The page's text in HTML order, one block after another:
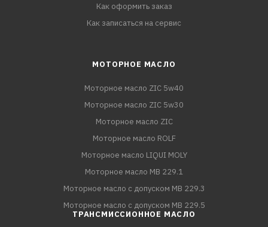
Как оформить заказ
Как записаться на сервис
МОТОРНОЕ МАСЛО
Моторное масло ZIC 5w40
Моторное масло ZIC 5w30
Моторное масло ZIC
Моторное масло ROLF
Моторное масло LIQUI MOLY
Моторное масло MB 229.1
Моторное масло с допуском MB 229.3
Моторное масло с допуском MB 229.5
ТРАНСМИССИОННОЕ МАСЛО